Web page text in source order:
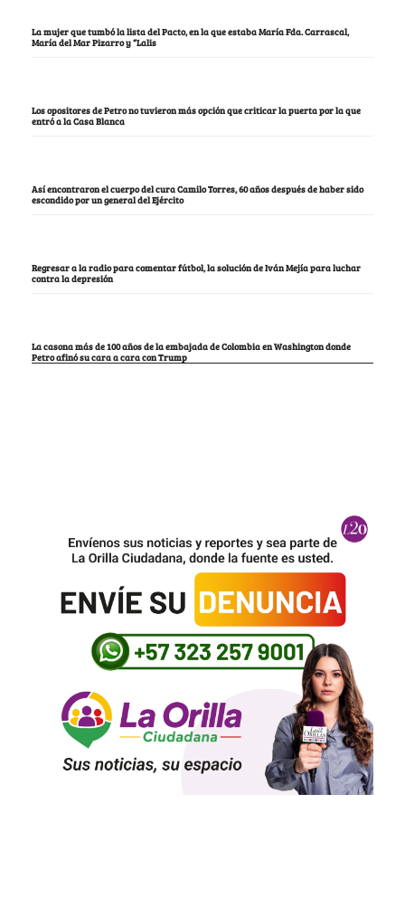
La mujer que tumbó la lista del Pacto, en la que estaba María Fda. Carrascal,
María del Mar Pizarro y “Lalis
Los opositores de Petro no tuvieron más opción que criticar la puerta por la que
entró a la Casa Blanca
Así encontraron el cuerpo del cura Camilo Torres, 60 años después de haber sido
escondido por un general del Ejército
Regresar a la radio para comentar fútbol, la solución de Iván Mejía para luchar
contra la depresión
La casona más de 100 años de la embajada de Colombia en Washington donde
Petro afinó su cara a cara con Trump